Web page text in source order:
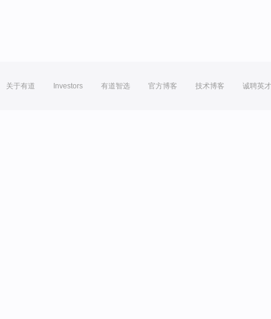
关于有道 Investors 有道智选 官方博客 技术博客 诚聘英才